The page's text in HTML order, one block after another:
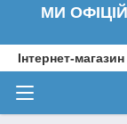
МИ
Інтернет-